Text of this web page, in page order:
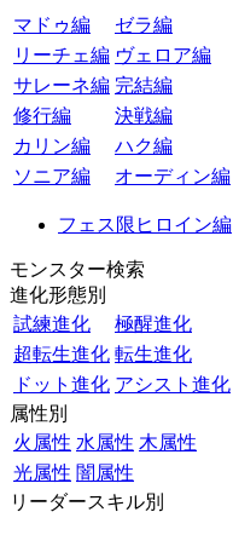
マドゥ編
ゼラ編
リーチェ編 ヴェロア編
サレーネ編 完結編
修行編
決戦編
カリン編
ハク編
ソニア編
オーディン編
フェス限ヒロイン編
モンスター検索
進化形態別
試練進化
極醒進化
超転生進化 転生進化
ドット進化 アシスト進化
属性別
火属性 水属性 木属性
光属性 闇属性
リーダースキル別